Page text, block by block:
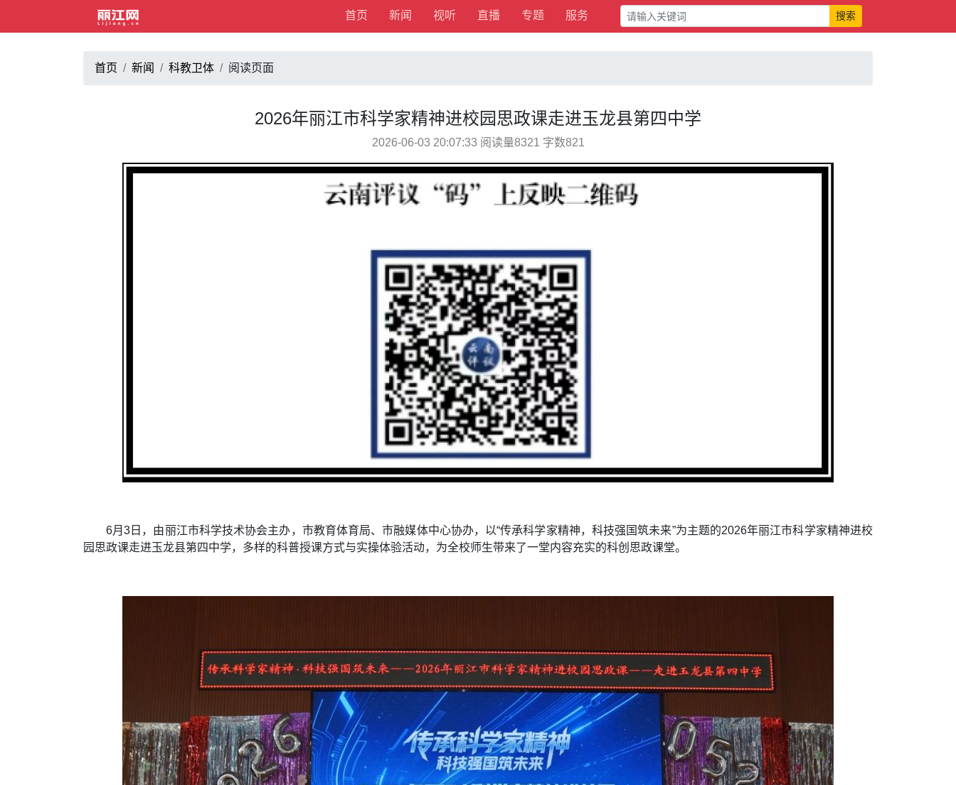
首页 新闻 视听 直播 专题 服务 搜索
首页 新闻 科教卫体 阅读页面
2026年丽江市科学家精神进校园思政课走进玉龙县第四中学
2026-06-03 20:07:33 阅读量8321 字数821
6月3日，由丽江市科学技术协会主办，市教育体育局、市融媒体中心协办，以“传承科学家精神，科技强国筑未来”为主题的2026年丽江市科学家精神进校
园思政课走进玉龙县第四中学，多样的科普授课方式与实操体验活动，为全校师生带来了一堂内容充实的科创思政课堂。